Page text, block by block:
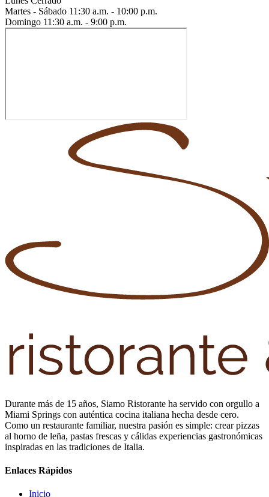
Martes - Sábado 11:30 a.m. - 10:00 p.m.
Domingo 11:30 a.m. - 9:00 p.m.
Durante más de 15 años, Siamo Ristorante ha servido con orgullo a
Miami Springs con auténtica cocina italiana hecha desde cero.
Como un restaurante familiar, nuestra pasión es simple: crear pizzas
al horno de leña, pastas frescas y cálidas experiencias gastronómicas
inspiradas en las tradiciones de Italia.
Enlaces Rápidos
Inicio